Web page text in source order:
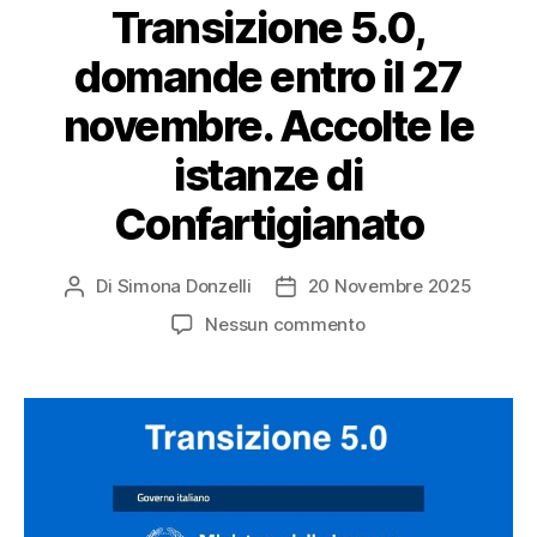
Transizione 5.0,
domande entro il 27
novembre. Accolte le
istanze di
Confartigianato
Di Simona Donzelli
20 Novembre 2025
Nessun commento